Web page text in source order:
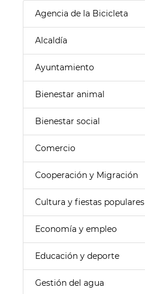
Agencia de la Bicicleta
Alcaldía
Ayuntamiento
Bienestar animal
Bienestar social
Comercio
Cooperación y Migración
Cultura y fiestas populares
Economía y empleo
Educación y deporte
Gestión del agua